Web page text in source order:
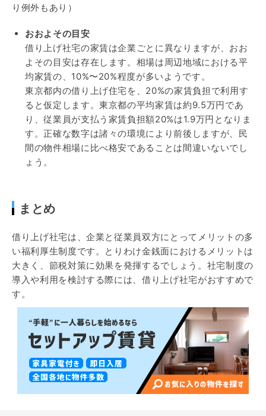
り例外もあり）
おおよその目安
借り上げ社宅の家賃は企業ごとに異なりますが、おお
よその目安は存在します。相場は周辺地域における平
均家賃の、10%〜20%程度が多いようです。
東京都内の借り上げ住宅を、20%の家賃負担で利用す
ると仮定します。東京都の平均家賃は約9.5万円であ
り、従業員が支払う家賃負担額20%は1.9万円となりま
す。正確な数字は諸々の環境により前後しますが、民
間の物件相場に比べ格安であることは間違いないでし
ょう。
まとめ
借り上げ社宅は、企業と従業員双方にとってメリットの多
い福利厚生制度です。とりわけ金銭面におけるメリットは
大きく、節税対策に効果を発揮するでしょう。社宅制度の
導入や利用を検討する際には、借り上げ社宅がおすすめで
す。